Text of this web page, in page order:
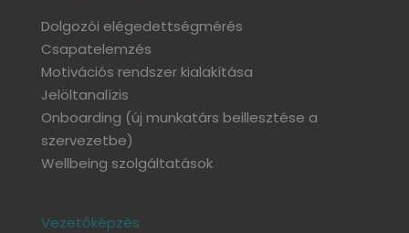
Dolgozói elégedettségmérés
Csapatelemzés
Motivációs rendszer kialakítása
Jelöltanalízis
Onboarding (új munkatárs beillesztése a
szervezetbe)
Wellbeing szolgáltatások
Vezetőképzés